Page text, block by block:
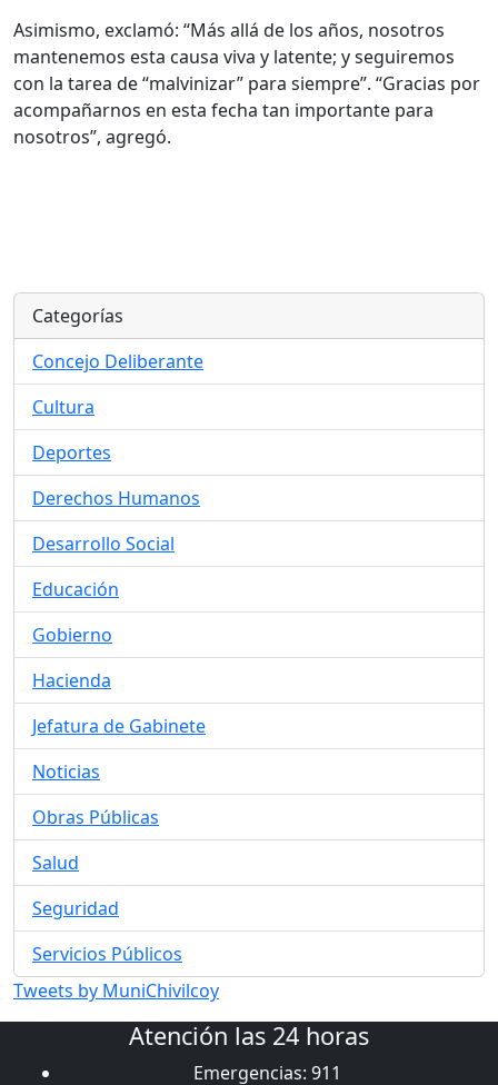
Asimismo, exclamó: “Más allá de los años, nosotros
mantenemos esta causa viva y latente; y seguiremos
con la tarea de “malvinizar” para siempre”. “Gracias por
acompañarnos en esta fecha tan importante para
nosotros”, agregó.
Categorías
Concejo Deliberante
Cultura
Deportes
Derechos Humanos
Desarrollo Social
Educación
Gobierno
Hacienda
Jefatura de Gabinete
Noticias
Obras Públicas
Salud
Seguridad
Servicios Públicos
Tweets by MuniChivilcoy
Atención las 24 horas
Emergencias: 911